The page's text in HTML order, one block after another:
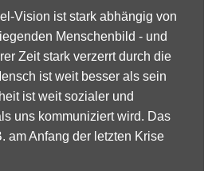
Vision ist stark abhängig von
Menschenbild - und
Zeit stark verzerrt durch die
ist weit besser als sein
ist weit sozialer und
uns kommuniziert wird. Das
am Anfang der letzten Krise